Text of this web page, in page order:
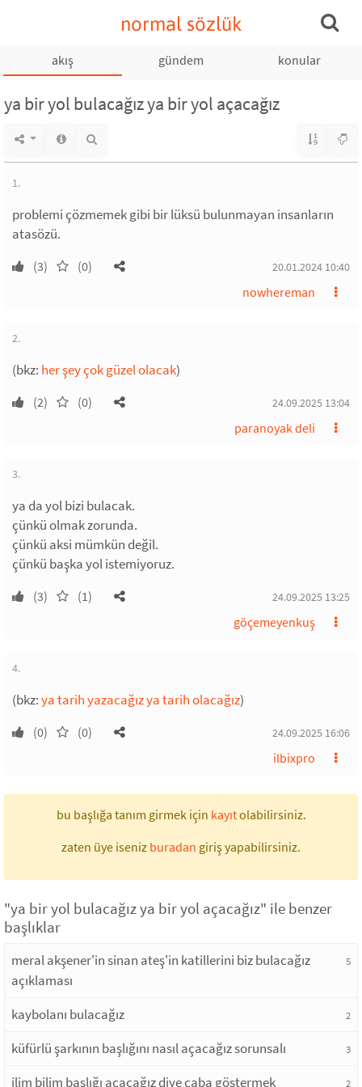
normal sözlük
akış gündem konular
ya bir yol bulacağız ya bir yol açacağız
1.
problemi çözmemek gibi bir lüksü bulunmayan insanların
atasözü.
(3) (0) 20.01.2024 10:40
nowhereman
2.
(bkz: her şey çok güzel olacak)
(2) (0) 24.09.2025 13:04
paranoyak deli
3.
ya da yol bizi bulacak.
çünkü olmak zorunda.
çünkü aksi mümkün değil.
çünkü başka yol istemiyoruz.
(3) (1) 24.09.2025 13:25
göçemeyenkuş
4.
(bkz:ya tarih yazacağız ya tarih olacağız)
(0) (0) 24.09.2025 16:06
ilbixpro
bu başlığa tanım girmek için kayıtolabilirsiniz.
zaten üye iseniz buradan giriş yapabilirsiniz.
"ya bir yol bulacağız ya bir yol açacağız" ile benzer
başlıklar
meral akşener'in sinan ateş'in katillerini biz bulacağız
açıklaması
5
kaybolanı bulacağız 2
küfürlü şarkının başlığını nasıl açacağız sorunsalı 3
ilim bilim başlığı açacağız diye çaba göstermek 2